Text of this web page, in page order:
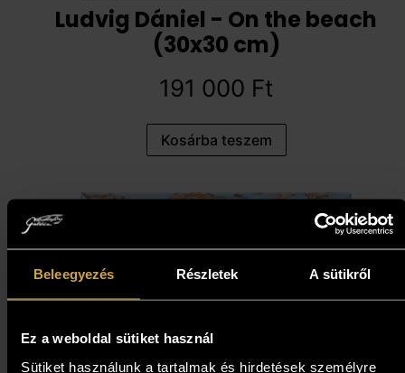
Beleegyezés Részletek A sütikről
Ez a weboldal sütiket használ
Sütiket használunk a tartalmak és hirdetések személyre
Ludvig Dániel - On the beach
(30x30 cm)
191 000 Ft
Kosárba teszem